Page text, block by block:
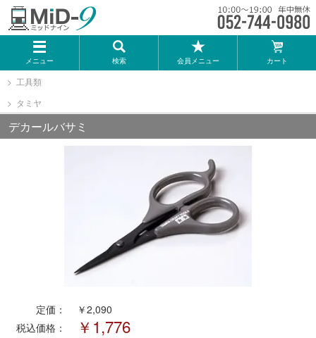
メニュー 検索 会員メニュー カート
メーカー一覧
TOMIX
KATO
Bトレインショーティー
タカラトミー（プラレール）
工具類
タミヤ
デカールバサミ
定価：
￥2,090
税込価格：
￥1,776